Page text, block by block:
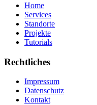
Home
Services
Standorte
Projekte
Tutorials
Rechtliches
Impressum
Datenschutz
Kontakt